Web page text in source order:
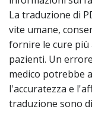
La traduzione di
vite umane,
fornire le cure più
pazienti. Un
medico potrebbe
l'accuratezza e
traduzione sono